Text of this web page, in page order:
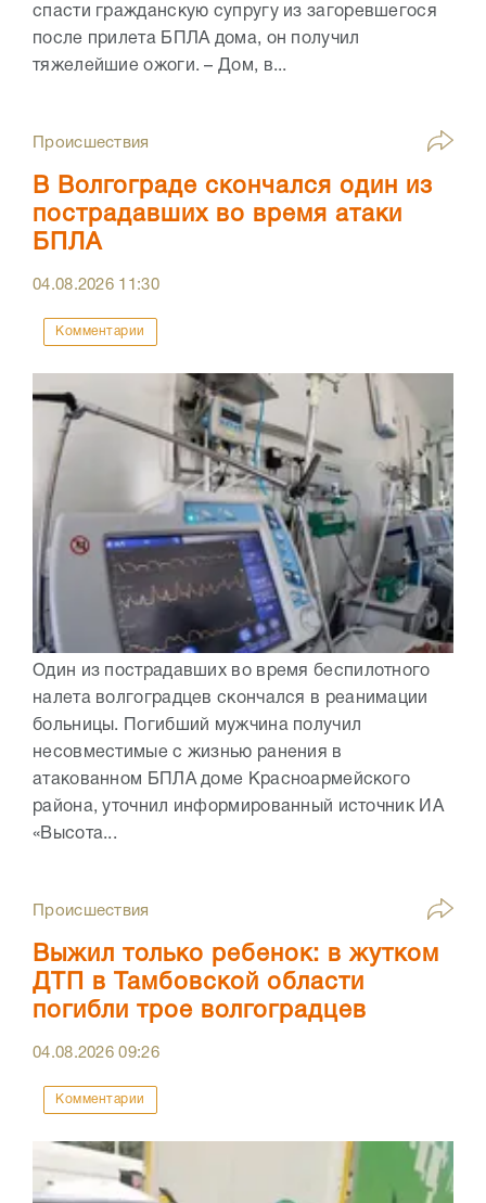
спасти гражданскую супругу из загоревшегося
после прилета БПЛА дома, он получил
тяжелейшие ожоги. – Дом, в...
Происшествия
В Волгограде скончался один из
пострадавших во время атаки
БПЛА
04.08.2026 11:30
Комментарии
Один из пострадавших во время беспилотного
налета волгоградцев скончался в реанимации
больницы. Погибший мужчина получил
несовместимые с жизнью ранения в
атакованном БПЛА доме Красноармейского
района, уточнил информированный источник ИА
«Высота...
Происшествия
Выжил только ребенок: в жутком
ДТП в Тамбовской области
погибли трое волгоградцев
04.08.202609:26
Комментарии